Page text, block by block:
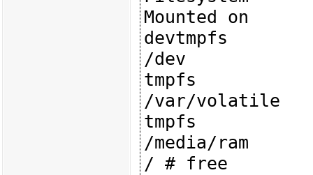
Mounted on
devtmpfs
/dev
tmpfs
/var/volatile
tmpfs
/media/ram
/ # free